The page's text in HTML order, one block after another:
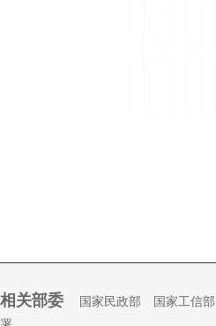
相关部委 国家民政部 国家工信部